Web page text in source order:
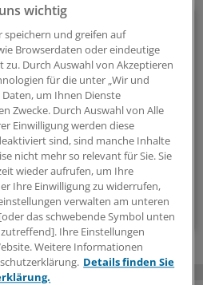
Sie hinter das tägliche
Mit Analysen,
auf Themen, die die Agenda
donnerstags
bitte anmelden
wichtig
speichern und greifen auf
Browserdaten oder eindeutige
zu. Durch Auswahl von Akzeptieren
für die unter „Wir und
um Ihnen Dienste
Zwecke. Durch Auswahl von Alle
Einwilligung werden diese
sind, sind manche Inhalte
nicht mehr so relevant für Sie. Sie
wieder aufrufen, um Ihre
Ihre Einwilligung zu widerrufen,
verwalten am unteren
das schwebende Symbol unten
Ihre Einstellungen
Weitere Informationen
Details finden Sie